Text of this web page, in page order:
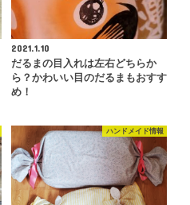
2021.1.10
だるまの目入れは左右どちらか
ら？かわいい目のだるまもおすす
め！
ハンドメイド情報